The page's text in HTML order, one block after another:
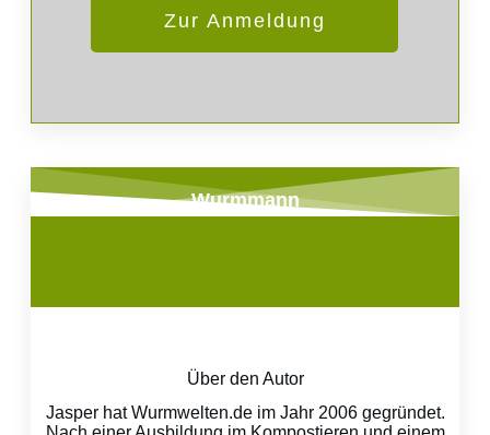
Zur Anmeldung
Wurmmann
Über den Autor
Jasper hat Wurmwelten.de im Jahr 2006 gegründet.